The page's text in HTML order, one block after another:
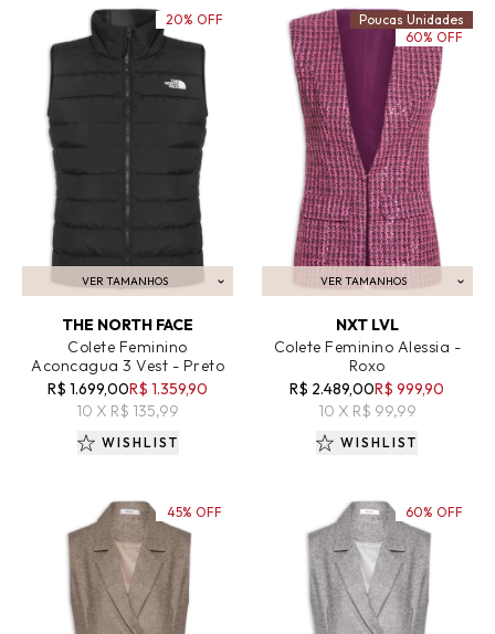
VER TAMANHOS
ADICIONAR AO CARRINHO
THE NORTH FACE
Colete Feminino
Aconcagua 3 Vest - Preto
R$ 1.699,00R$ 1.359,90
10 X R$ 135,99
20% OFF
WISHLIST
VER TAMANHOS
ADICIONAR AO CARRINHO
NXT LVL
Colete Feminino Alessia -
Roxo
R$ 2.489,00R$ 999,90
10 X R$ 99,99
Poucas Unidades
60% OFF
WISHLIST
45% OFF 60% OFF